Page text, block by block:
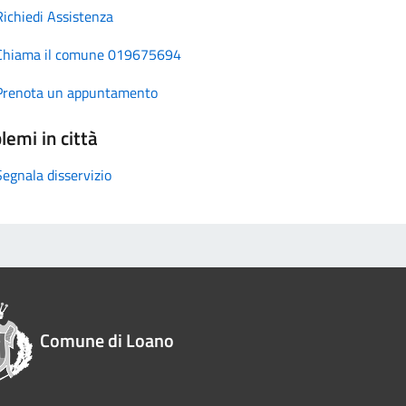
Assistenza
il comune 019675694
un appuntamento
in città
disservizio
Comune di Loano